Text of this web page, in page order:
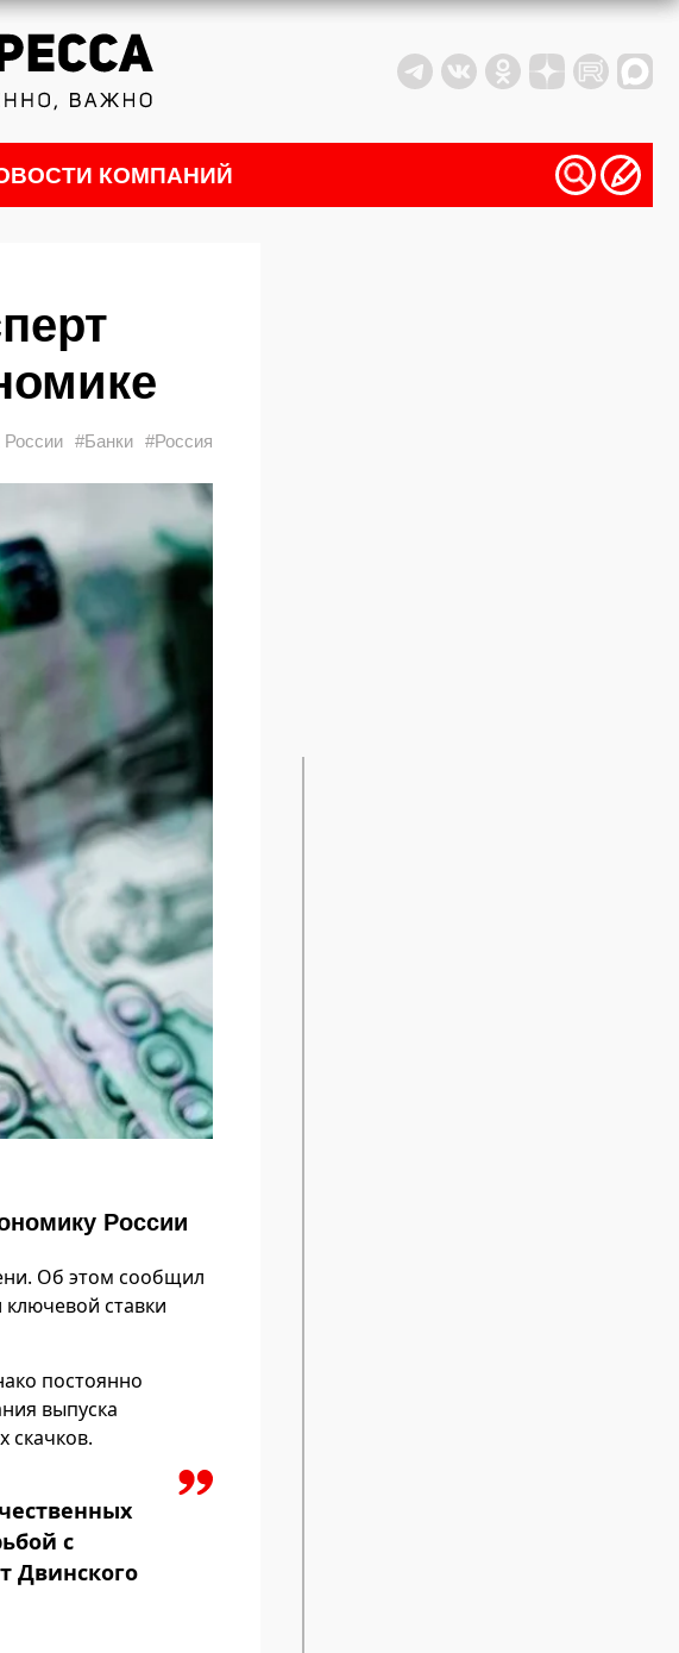
КОМПАНИЙ
России #Банки #Россия
России
Об этом сообщил
ставки
постоянно
выпуска
скачков.
с
Двинского